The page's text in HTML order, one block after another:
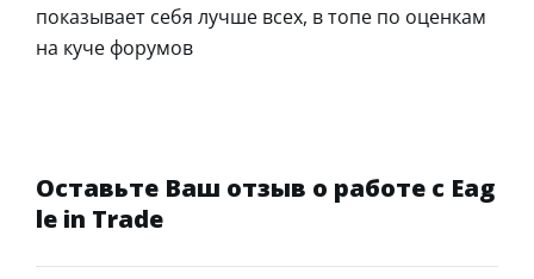
показывает себя лучше всех, в топе по оценкам
на куче форумов
Оставьте Ваш отзыв о работе с Eag
le in Trade